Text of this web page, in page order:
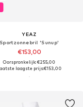
YEAZ
Sportzonnebril 'Sunup'
€153,00
Oorspronkelijk: €255,00
laagste prijs:€153,00